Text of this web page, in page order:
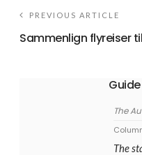
PREVIOUS ARTICLE
Sammenlign flyreiser
The
The